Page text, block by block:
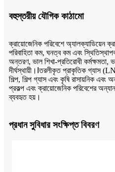
বহুস্তরীয় যৌগিক কাঠামো
ক্রায়োজেনিক পরিবেশে অ্যালক্যাডিয়েন
পরিবাহিতা কম, ঘনত্ব কম এবং
অন্তরণ, ভাল শিখা-প্রতিরোধী কর্মক্ষমতা,
দীর্ঘস্থায়ী। Iতরলীকৃত প্রাকৃতিক গ্যাস
শিল্প, শিল্প গ্যাস এবং কৃষি রাসায়নিক এবং
প্রকল্প এবং ক্রায়োজেনিক পরিবেশের
ব্যবহৃত হয়।
প্রধান সুবিধার সংক্ষিপ্ত বিবরণ